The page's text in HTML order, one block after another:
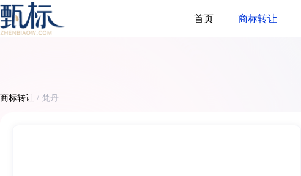
首页 商标转让
商标转让 / 梵丹